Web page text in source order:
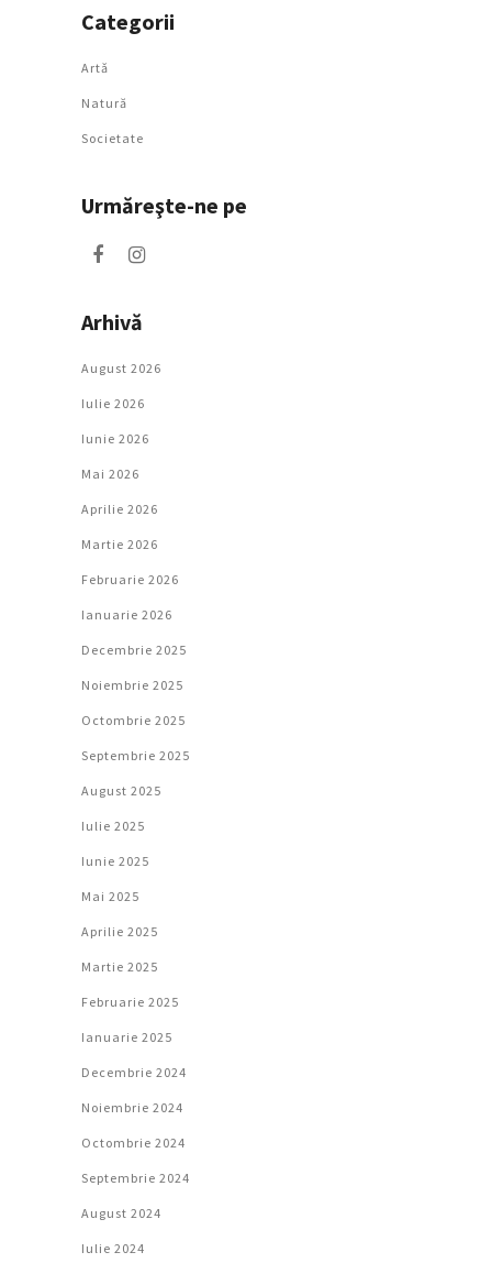
Categorii
Artǎ
Natură
Societate
Urmăreşte-ne pe
Arhivă
August 2026
Iulie 2026
Iunie 2026
Mai 2026
Aprilie 2026
Martie 2026
Februarie 2026
Ianuarie 2026
Decembrie 2025
Noiembrie 2025
Octombrie 2025
Septembrie 2025
August 2025
Iulie 2025
Iunie 2025
Mai 2025
Aprilie 2025
Martie 2025
Februarie 2025
Ianuarie 2025
Decembrie 2024
Noiembrie 2024
Octombrie 2024
Septembrie 2024
August 2024
Iulie 2024